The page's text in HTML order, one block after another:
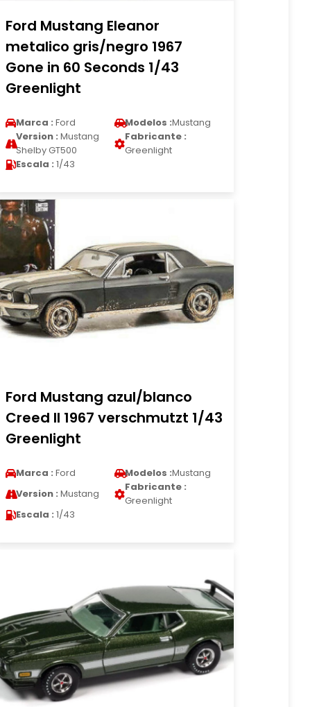
Ford Mustang Eleanor
metalico gris/negro 1967
Gone in 60 Seconds 1/43
Greenlight
Marca : Ford Modelos :Mustang
Version : Mustang
Shelby GT500
Fabricante :
Greenlight
Escala : 1/43
Ford Mustang azul/blanco
Creed II 1967 verschmutzt 1/43
Greenlight
Marca : Ford Modelos :Mustang
Version : Mustang
Fabricante :
Greenlight
Escala : 1/43